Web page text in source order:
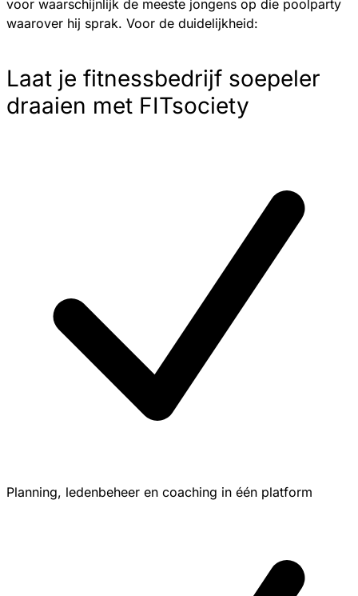
voor waarschijnlijk de meeste jongens op die poolparty
waarover hij sprak. Voor de duidelijkheid:
Laat je fitnessbedrijf soepeler
draaien met FITsociety
Planning, ledenbeheer en coaching in één platform